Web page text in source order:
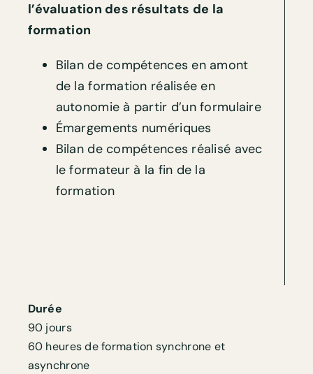
l’évaluation des résultats de la
formation
Bilan de compétences en amont
de la formation réalisée en
autonomie à partir d’un formulaire
Émargements numériques
Bilan de compétences réalisé avec
le formateur à la fin de la
formation
Durée
90 jours
60 heures de formation synchrone et
asynchrone